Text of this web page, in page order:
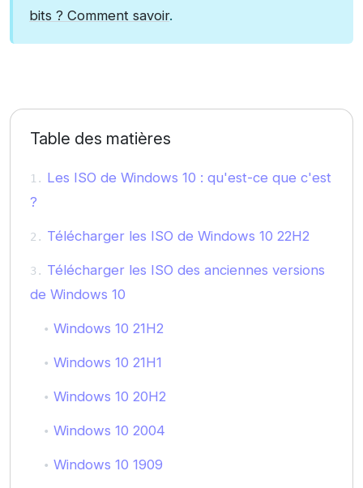
bits ? Comment savoir.
Table des matières
Les ISO de Windows 10 : qu'est-ce que c'est
?
Télécharger les ISO de Windows 10 22H2
Télécharger les ISO des anciennes versions
de Windows 10
Windows 10 21H2
Windows 10 21H1
Windows 10 20H2
Windows 10 2004
Windows 10 1909